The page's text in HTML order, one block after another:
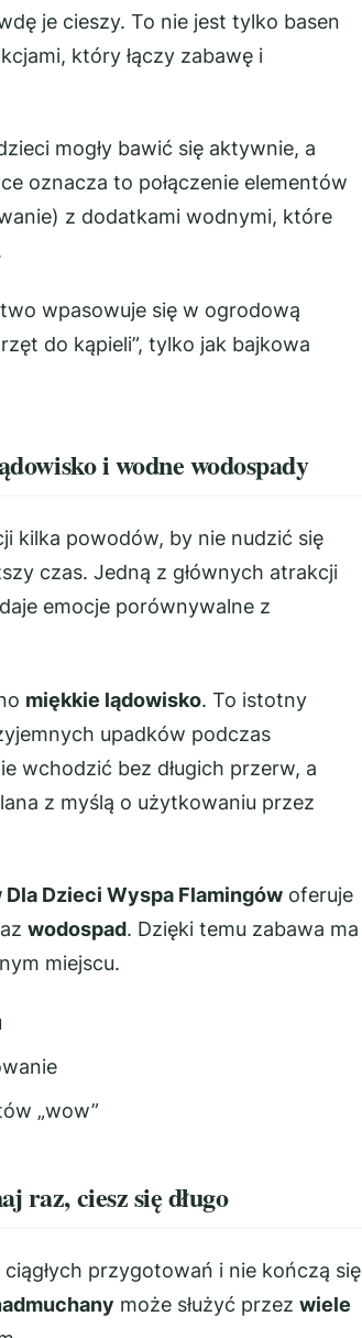
je cieszy. To nie jest tylko basen
który łączy zabawę i
mogły bawić się aktywnie, a
oznacza to połączenie elementów
z dodatkami wodnymi, które
wpasowuje się w ogrodową
do kąpieli”, tylko jak bajkowa
i wodne wodospady
kilka powodów, by nie nudzić się
czas. Jedną z głównych atrakcji
emocje porównywalne z
miękkie lądowisko. To istotny
upadków podczas
wchodzić bez długich przerw, a
z myślą o użytkowaniu przez
Dzieci Wyspa Flamingów oferuje
wodospad. Dzięki temu zabawa ma
miejscu.
„wow”
raz, ciesz się długo
przygotowań i nie kończą się
może służyć przez wiele